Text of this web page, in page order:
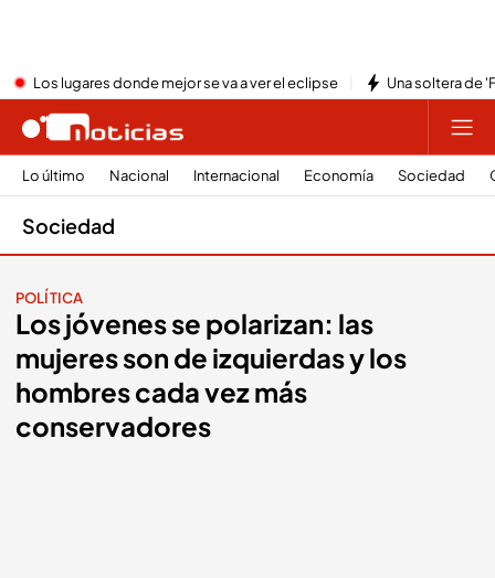
Los lugares donde mejor se va a ver el eclipse Una soltera de
Lo último Nacional Internacional Economía Sociedad
Sociedad
POLÍTICA
Los jóvenes se polarizan: las
mujeres son de izquierdas y los
hombres cada vez más
conservadores